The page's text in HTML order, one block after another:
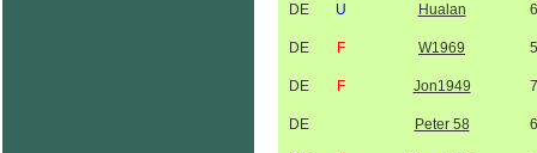
DE U Hualan
DE F W1969
DE F Jon1949
DE Peter 58